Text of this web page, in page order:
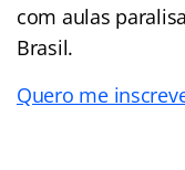
com aulas
Brasil.
Quero me